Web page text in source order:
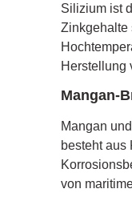
Silizium ist
Zinkgehalte
Herstellung
Mangan-
Mangan
besteht aus
von